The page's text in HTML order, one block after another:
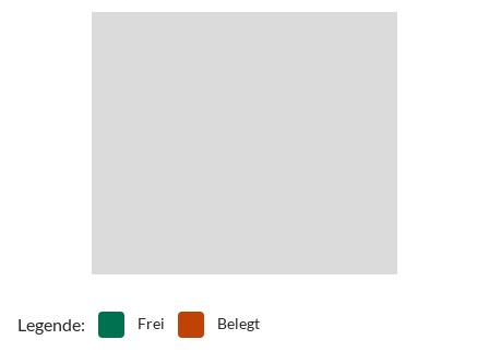
Krabbenfischer beim Einlaufen ins Hafenbecken.
lassen Sie sich verwöhnen von der gehobenen maritimen Küche.
Legende: Frei Belegt